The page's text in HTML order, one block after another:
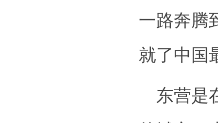
一路奔腾
就了中国
东营是